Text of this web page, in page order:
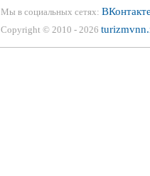
Мы в социальных сетях:
Copyright © 2010 - 2026